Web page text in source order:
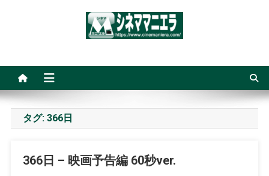
タグ: 366日
366日 – 映画予告編 60秒ver.